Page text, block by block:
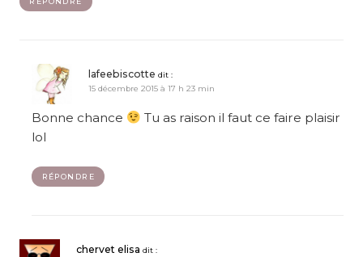
lafeebiscotte dit :
15 décembre 2015 à 17 h 23 min
Bonne chance
Tu as raison il faut ce faire plaisir
lol
RÉPONDRE
chervet elisa dit :